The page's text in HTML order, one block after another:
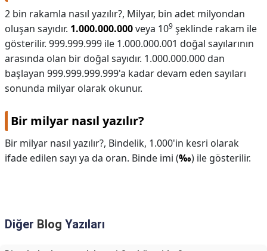
2 bin rakamla nasıl yazılır?, Milyar, bin adet milyondan
oluşan sayıdır. 1.000.000.000veya 109 şeklinde rakam ile
gösterilir. 999.999.999 ile 1.000.000.001 doğal sayılarının
arasında olan bir doğal sayıdır. 1.000.000.000 dan
başlayan 999.999.999.999'a kadar devam eden sayıları
sonunda milyar olarak okunur.
Bir milyar nasıl yazılır?
Bir milyar nasıl yazılır?, Bindelik, 1.000'in kesri olarak
ifade edilen sayı ya da oran. Binde imi (‰) ile gösterilir.
Diğer Blog Yazıları